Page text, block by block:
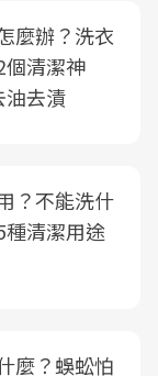
麼辦？洗衣
個清潔神
油去漬
？不能洗什
清潔用途
麼？蜈蚣怕